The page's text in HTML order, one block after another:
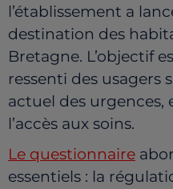
l’établissement a
destination des
Bretagne. L’objectif
ressenti des
actuel des
l’accès aux soins.
Le questionnaire
essentiels : la